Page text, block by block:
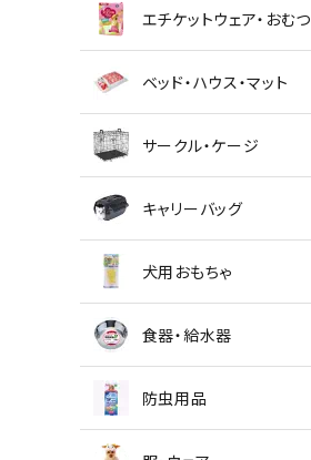
エチケットウェア・おむつ
ベッド・ハウス・マット
サークル・ケージ
キャリーバッグ
犬用おもちゃ
食器・給水器
防虫用品